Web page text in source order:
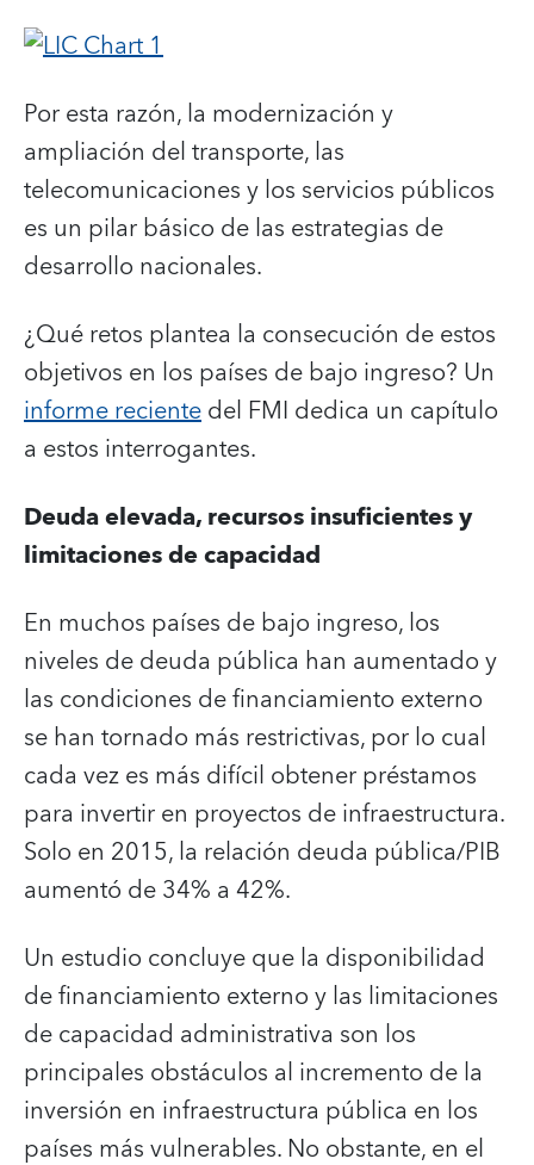
Por esta razón, la modernización y
ampliación del transporte, las
telecomunicaciones y los servicios públicos
es un pilar básico de las estrategias de
desarrollo nacionales.
¿Qué retos plantea la consecución de estos
objetivos en los países de bajo ingreso? Un
informe recientedel FMI dedica un capítulo
a estos interrogantes.
Deuda elevada, recursos insuficientes y
limitaciones de capacidad
En muchos países de bajo ingreso, los
niveles de deuda pública han aumentado y
las condiciones de financiamiento externo
se han tornado más restrictivas, por lo cual
cada vez es más difícil obtener préstamos
para invertir en proyectos de infraestructura.
Solo en 2015, la relación deuda pública/PIB
aumentó de 34% a 42%.
Un estudio concluye que la disponibilidad
de financiamiento externo y las limitaciones
de capacidad administrativa son los
principales obstáculos al incremento de la
inversión en infraestructura pública en los
países más vulnerables. No obstante, en el